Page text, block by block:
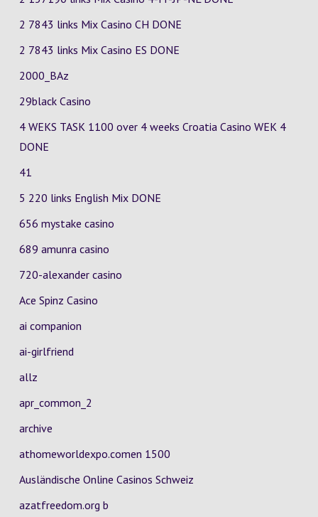
2 7843 links Mix Casino CH DONE
2 7843 links Mix Casino ES DONE
2000_BAz
29black Casino
4 WEKS TASK 1100 over 4 weeks Croatia Casino WEK 4
DONE
41
5 220 links English Mix DONE
656 mystake casino
689 amunra casino
720-alexander casino
Ace Spinz Casino
ai companion
ai-girlfriend
allz
apr_common_2
archive
athomeworldexpo.comen 1500
Ausländische Online Casinos Schweiz
azatfreedom.org b